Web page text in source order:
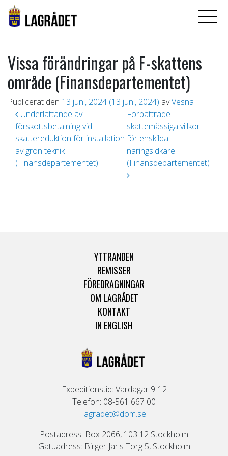
Vissa förändringar på F-skattens
område (Finansdepartementet)
Publicerat den 13 juni, 2024 (13 juni, 2024) avVesna
Inläggsnavigering
Underlättande av
förskottsbetalning vid
skattereduktion för installation
av grön teknik
(Finansdepartementet)
Förbättrade
skattemässiga villkor
för enskilda
näringsidkare
(Finansdepartementet)
YTTRANDEN
REMISSER
FÖREDRAGNINGAR
OM LAGRÅDET
KONTAKT
IN ENGLISH
Expeditionstid: Vardagar 9-12
Telefon: 08-561 667 00
lagradet@dom.se
Postadress: Box 2066, 103 12 Stockholm
Gatuadress: Birger Jarls Torg 5, Stockholm